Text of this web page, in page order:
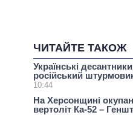
ЧИТАЙТЕ ТАКОЖ
Українські
російський
10:44
На Херсонщині
вертоліт Ка-52 –